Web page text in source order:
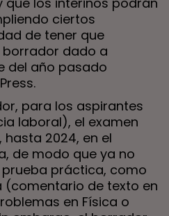
ciertos
de tener que
borrador dado a
del año pasado
para los aspirantes
laboral), el examen
2024, en el
de modo que ya no
práctica, como
de texto en
en Física o